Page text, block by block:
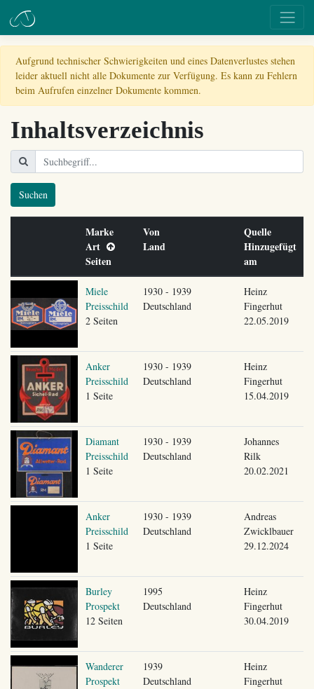
Aufgrund technischer Schwierigkeiten und eines Datenverlustes stehen
leider aktuell nicht alle Dokumente zur Verfügung. Es kann zu Fehlern
beim Aufrufen einzelner Dokumente kommen.
Inhaltsverzeichnis
Suchen
Marke
Art
Seiten
Von
Land
Quelle
Hinzugefügt
am
Miele
Preisschild
2 Seiten
1930 - 1939
Deutschland
Heinz
Fingerhut
22.05.2019
Anker
Preisschild
1 Seite
1930 - 1939
Deutschland
Heinz
Fingerhut
15.04.2019
Diamant
Preisschild
1 Seite
1930 - 1939
Deutschland
Johannes
Rilk
20.02.2021
Anker
Preisschild
1 Seite
1930 - 1939
Deutschland
Andreas
Zwicklbauer
29.12.2024
Burley
Prospekt
12 Seiten
1995
Deutschland
Heinz
Fingerhut
30.04.2019
Wanderer
Prospekt
1939
Deutschland
Heinz
Fingerhut